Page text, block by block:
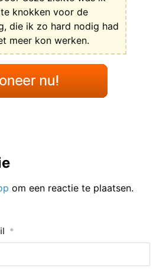
om een reactie te plaatsen.